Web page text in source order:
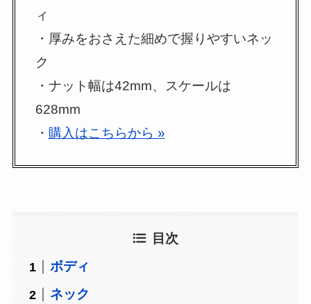
ィ
・厚みをおさえた細めで握りやすいネッ
ク
・ナット幅は42mm、スケールは
628mm
・ 購入はこちらから »
目次
ボディ
ネック